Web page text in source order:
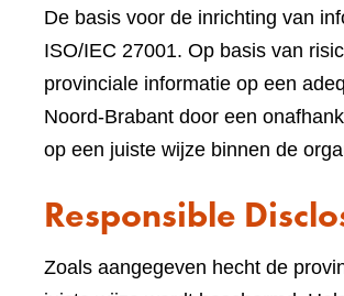
De basis voor de inrichting van
ISO/IEC 27001. Op basis van
provinciale informatie op een
Noord-Brabant door een
op een juiste wijze binnen de
Responsible
Zoals aangegeven hecht de